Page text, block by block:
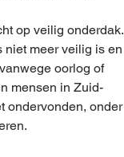
op veilig onderdak.
niet meer veilig is en
oorlog of
mensen in Zuid-
ondervonden, onder